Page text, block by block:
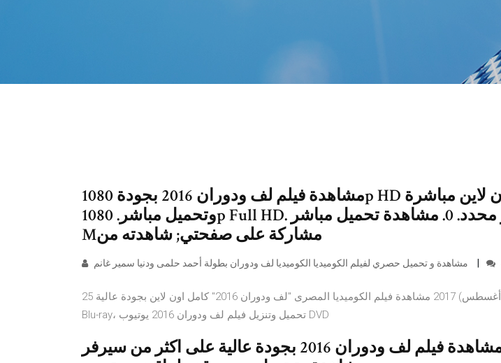
مشاهدة فيلم لف ودوران 2016 بجودة 1080p HD مشاهدة اون لاين مباشرة
وتحميل مباشر. 1080p Full HD. غير محدد. 0. مشاهدة تحميل مباشر.
25 آب (أغسطس) 2017 مشاهدة فيلم الكوميديا المصرى "لف ودوران 2016" كامل اون لاين بجودة عالية HDTV 720p
Blu-ray، تحميل وتنزيل فيلم لف ودوران 2016 يوتيوب DVD
تحميل و » مشاهدة فيلم لف ودوران 2016 بجودة عالية على اكثر من سيرفر